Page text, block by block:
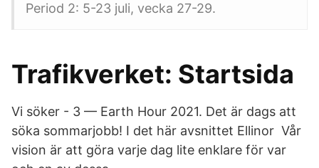
Period 2: 5-23 juli, vecka 27-29.
Trafikverket: Startsida
Vi söker - 3 — Earth Hour 2021. Det är dags att
söka sommarjobb! I det här avsnittet Ellinor Vår
vision är att göra varje dag lite enklare för var